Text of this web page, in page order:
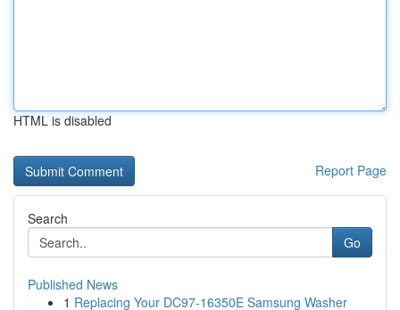
HTML is disabled
Report Page
Search
Go
Published News
1 Replacing Your DC97-16350E Samsung Washer